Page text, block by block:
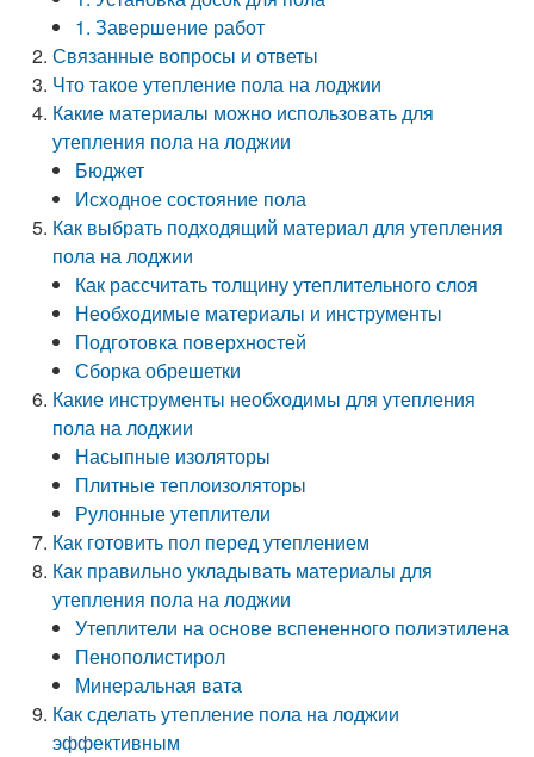
1. Завершение работ
Связанные вопросы и ответы
Что такое утепление пола на лоджии
Какие материалы можно использовать для
утепления пола на лоджии
Бюджет
Исходное состояние пола
Как выбрать подходящий материал для утепления
пола на лоджии
Как рассчитать толщину утеплительного слоя
Необходимые материалы и инструменты
Подготовка поверхностей
Сборка обрешетки
Какие инструменты необходимы для утепления
пола на лоджии
Насыпные изоляторы
Плитные теплоизоляторы
Рулонные утеплители
Как готовить пол перед утеплением
Как правильно укладывать материалы для
утепления пола на лоджии
Утеплители на основе вспененного полиэтилена
Пенополистирол
Минеральная вата
Как сделать утепление пола на лоджии
эффективным